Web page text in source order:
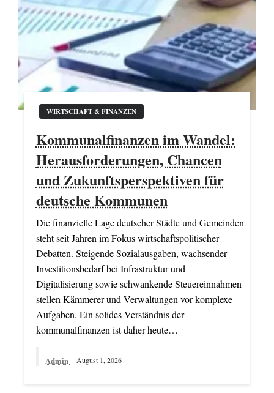
WIRTSCHAFT & FINANZEN
Kommunalfinanzen im Wandel:
Herausforderungen, Chancen
und Zukunftsperspektiven für
deutsche Kommunen
Die finanzielle Lage deutscher Städte und Gemeinden
steht seit Jahren im Fokus wirtschaftspolitischer
Debatten. Steigende Sozialausgaben, wachsender
Investitionsbedarf bei Infrastruktur und
Digitalisierung sowie schwankende Steuereinnahmen
stellen Kämmerer und Verwaltungen vor komplexe
Aufgaben. Ein solides Verständnis der
kommunalfinanzen ist daher heute…
Admin August 1, 2026